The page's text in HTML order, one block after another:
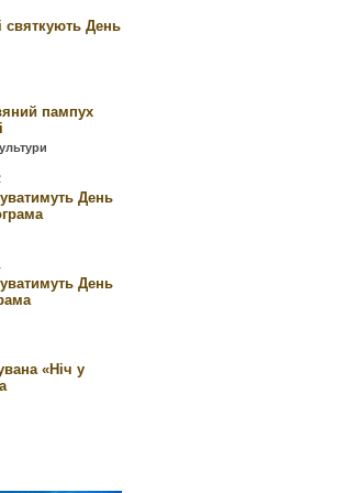
святкують День
пампух
День
День
«Ніч у